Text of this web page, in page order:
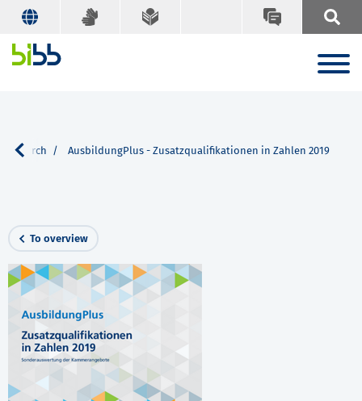
Search AusbildungPlus - Zusatzqualifikationen in Zahlen 2019
To overview